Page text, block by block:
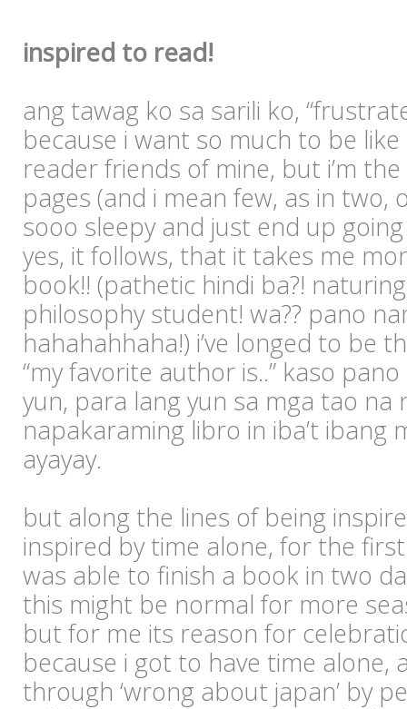
inspired to read!
ang tawag ko sa sarili ko,
because i want so much to be
reader friends of mine, but i’m
pages (and i mean few, as in two,
sooo sleepy and just end up
yes, it follows, that it takes me
book!! (pathetic hindi ba?!
philosophy student! wa?? pano
hahahahhaha!) i’ve longed to be
“my favorite author is..” kaso
yun, para lang yun sa mga tao na
napakaraming libro in iba’t ibang
ayayay.
but along the lines of being
inspired by time alone, for the
was able to finish a book in two
this might be normal for more
but for me its reason for
because i got to have time alone,
through ‘wrong about japan’ by